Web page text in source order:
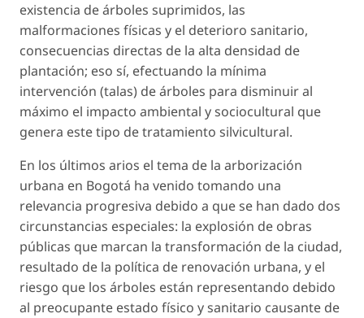
existencia de árboles suprimidos, las
malformaciones físicas y el deterioro sanitario,
consecuencias directas de la alta densidad de
plantación; eso sí, efectuando la mínima
intervención (talas) de árboles para disminuir al
máximo el impacto ambiental y sociocultural que
genera este tipo de tratamiento silvicultural.
En los últimos arios el tema de la arborización
urbana en Bogotá ha venido tomando una
relevancia progresiva debido a que se han dado dos
circunstancias especiales: la explosión de obras
públicas que marcan la transformación de la ciudad,
resultado de la política de renovación urbana, y el
riesgo que los árboles están representando debido
al preocupante estado físico y sanitario causante de